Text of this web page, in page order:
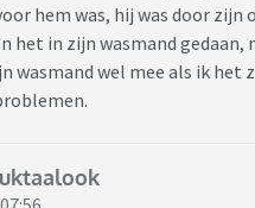
hem was, hij was door
het in zijn wasmand
wasmand wel mee als ik het